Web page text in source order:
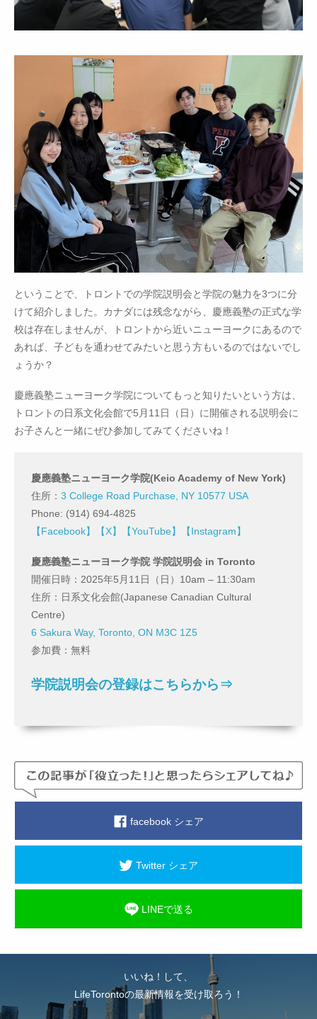
ということで、トロントでの学院説明会と学院の魅力を3つに分
けて紹介しました。カナダには残念ながら、慶應義塾の正式な学
校は存在しませんが、トロントから近いニューヨークにあるので
あれば、子どもを通わせてみたいと思う方もいるのではないでし
ょうか？
慶應義塾ニューヨーク学院についてもっと知りたいという方は、
トロントの日系文化会館で5月11日（日）に開催される説明会に
お子さんと一緒にぜひ参加してみてくださいね！
慶應義塾ニューヨーク学院(Keio Academy of New York)
住所： 3 College Road Purchase, NY 10577 USA
Phone: (914) 694-4825
【Facebook】
【X】 【YouTube】 【Instagram】
慶應義塾ニューヨーク学院 学院説明会 in Toronto
開催日時：2025年5月11日（日）10am – 11:30am
住所：日系文化会館(Japanese Canadian Cultural
Centre)
6 Sakura Way, Toronto, ON M3C 1Z5
参加費：無料
学院説明会の登録はこちらから⇒
facebook シェア
Twitter シェア
LINEで送る
いいね！して、
LifeTorontoの最新情報を受け取ろう！